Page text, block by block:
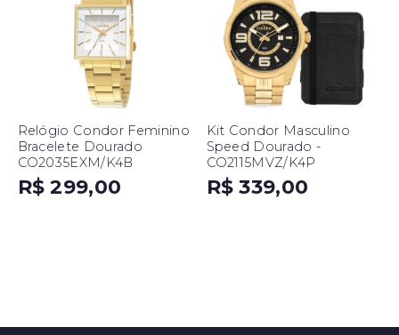
Relógio Condor Feminino
Bracelete Dourado
CO2035EXM/K4B
R$ 299,00
Kit Condor Masculino
Speed Dourado -
CO2115MVZ/K4P
R$ 339,00